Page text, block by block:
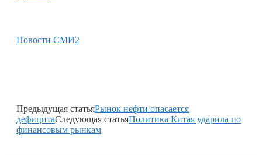
Новости СМИ2
Предыдущая статьяРынок нефти опасается
дефицитаСледующая статьяПолитика Китая ударила по
финансовым рынкам